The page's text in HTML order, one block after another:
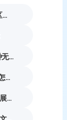
Banana基础版和Banana pro区别对比丨具体案例应用+使用教程
PS怎么修改图片上的文字？3种无痕改字方法，新手也能搞定
PS放大缩小快捷键是什么？ps怎么把图片拉大拉小？
AI高级溶图 | 模特佩戴项链案例展示